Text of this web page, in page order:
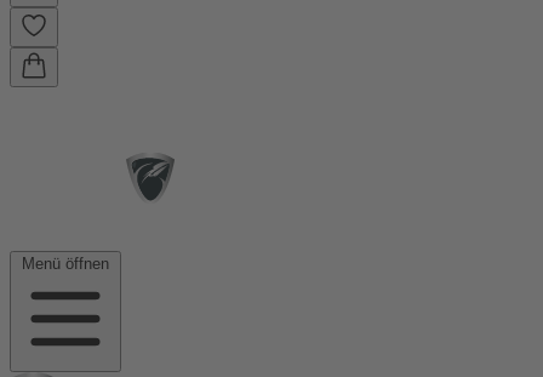
Menü öffnen